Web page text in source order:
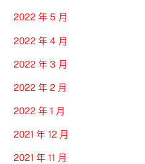
2022 年 5 月
2022 年 4 月
2022 年 3 月
2022 年 2 月
2022 年 1 月
2021 年 12 月
2021 年 11 月